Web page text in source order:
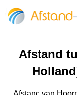
Afstand
Afstand van